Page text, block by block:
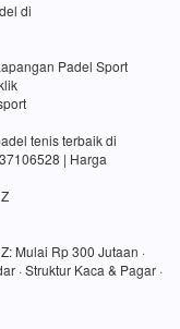
di
Padel Sport
tenis terbaik di
| Harga
Mulai Rp 300 Jutaan ·
· Struktur Kaca & Pagar ·